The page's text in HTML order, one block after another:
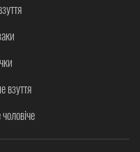
взуття